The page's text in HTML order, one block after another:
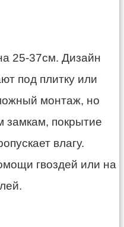
25-37см. Дизайн
под плитку или
монтаж, но
замкам, покрытие
влагу.
гвоздей или на